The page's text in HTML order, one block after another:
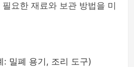
요한 재료와 보관 방법을 미
: 밀폐 용기, 조리 도구)